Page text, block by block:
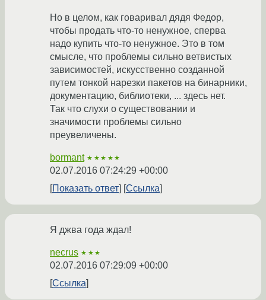
Но в целом, как говаривал дядя Федор,
чтобы продать что-то ненужное, сперва
надо купить что-то ненужное. Это в том
смысле, что проблемы сильно ветвистых
зависимостей, искусственно созданной
путем тонкой нарезки пакетов на бинарники,
документацию, библиотеки, ... здесь нет.
Так что слухи о существовании и
значимости проблемы сильно
преувеличены.
bormant ★★★★★
02.07.2016 07:24:29 +00:00
Показать ответ
Ссылка
Я джва года ждал!
necrus ★★★
02.07.2016 07:29:09 +00:00
Ссылка